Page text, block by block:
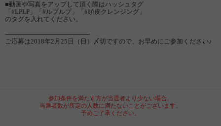
■動画や写真をアップして頂く際はハッシュタグ
「#LPLP」「#ルプルプ」「#頭皮クレンジング」
のタグを入れてください。
-------------------------------------------
ご応募は2018年2月25日（日）〆切ですので、お早めにご参加ください♪
参加条件を満たす方が当選者より少ない場合、
当選者数が所定の人数に満たないことがございます。
予めご了承ください。